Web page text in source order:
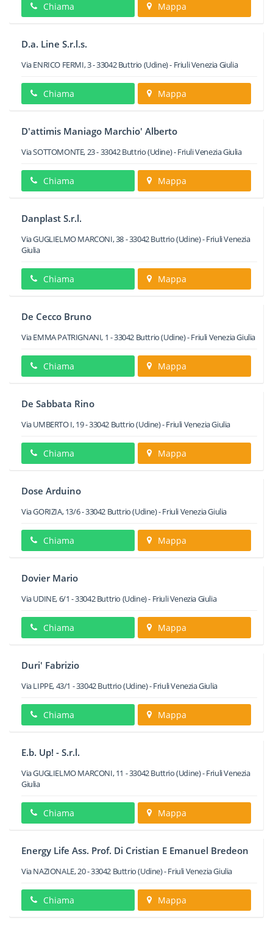
Chiama Mappa
D.a. Line S.r.l.s.
Via ENRICO FERMI, 3-33042 Buttrio (Udine) - Friuli Venezia Giulia
Chiama Mappa
D'attimis Maniago Marchio' Alberto
Via SOTTOMONTE, 23-33042Buttrio(Udine) -Friuli Venezia Giulia
Chiama Mappa
Danplast S.r.l.
Via GUGLIELMO MARCONI, 38-33042Buttrio(Udine) -Friuli Venezia
Giulia
Chiama Mappa
De Cecco Bruno
Via EMMA PATRIGNANI, 1 -33042 Buttrio(Udine) -Friuli Venezia Giulia
Chiama Mappa
De Sabbata Rino
Via UMBERTO I, 19-33042 Buttrio(Udine) -Friuli Venezia Giulia
Chiama Mappa
Dose Arduino
Via GORIZIA, 13/6-33042 Buttrio(Udine) -Friuli Venezia Giulia
Chiama Mappa
Dovier Mario
Via UDINE, 6/1 -33042 Buttrio (Udine) - Friuli Venezia Giulia
Chiama Mappa
Duri' Fabrizio
Via LIPPE, 43/1 -33042Buttrio(Udine) -Friuli Venezia Giulia
Chiama Mappa
E.b. Up! - S.r.l.
Via GUGLIELMO MARCONI, 11 -33042Buttrio(Udine) -Friuli Venezia
Giulia
Chiama Mappa
Energy Life Ass. Prof. Di Cristian E Emanuel Bredeon
Via NAZIONALE, 20-33042 Buttrio(Udine) -Friuli Venezia Giulia
Chiama Mappa